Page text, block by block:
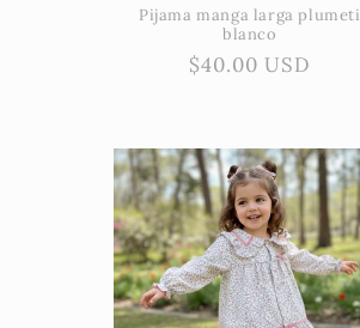
Pijama manga larga plumeti
blanco
Precio
$40.00 USD